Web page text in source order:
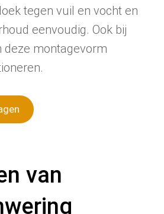
tegen vuil en vocht en
eenvoudig. Ook bij
deze montagevorm
van